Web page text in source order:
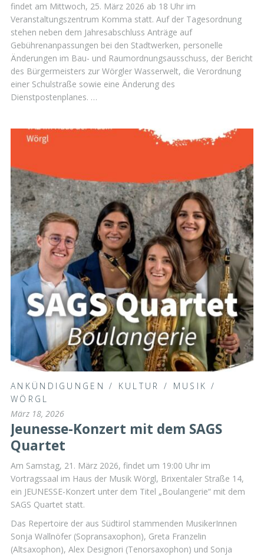
findet am Mittwoch, 25. März 2026 ab 18 Uhr im
Veranstaltungszentrum Komma statt. Auf der Tagesordnung
stehen neben dem Jahresabschluss Anträge auf
Gebührenanpassungen bei den Stadtwerken, personelle
Änderungen im Bau- und Raumordnungsausschuss, der Bericht
des Bürgermeisters zur Wörgler Wasserwelt, die Verordnung
einer Schulstraße sowie eine Änderung des
Dienstpostenplanes. …
ANKÜNDIGUNGEN / KULTUR / MUSIK /
WÖRGL
März 18, 2026
Jeunesse-Konzert mit dem SAGS
Quartet
Am Samstag, 21. März 2026, findet um 19:00 Uhr im
Vortragssaal im Haus der Musik Wörgl, Brixentaler Straße 14,
ein JEUNESSE-Konzert unter dem Titel „Boulangerie“ mit dem
SAGS Quartet statt.
Das Repertoire der aus Südtirol stammenden MusikerInnen
Sonja Wallnöfer (Sopransaxophon), Greta Franzelin
(Altsaxophon), Alex Designori (Tenorsaxophon) und Sonja